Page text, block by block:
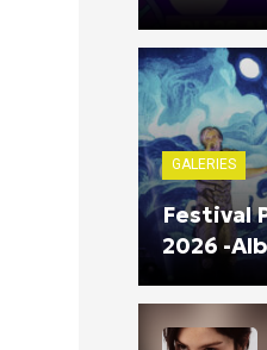
GALERIES
Festival
2026 -